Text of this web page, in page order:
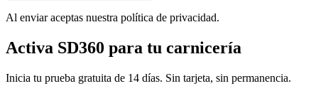
Al enviar aceptas nuestra política de privacidad.
Activa SD360 para tu carnicería
Inicia tu prueba gratuita de 14 días. Sin tarjeta, sin permanencia.